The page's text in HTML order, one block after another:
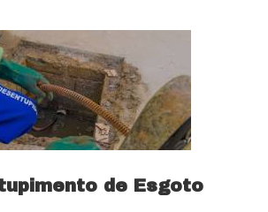
de Esgoto